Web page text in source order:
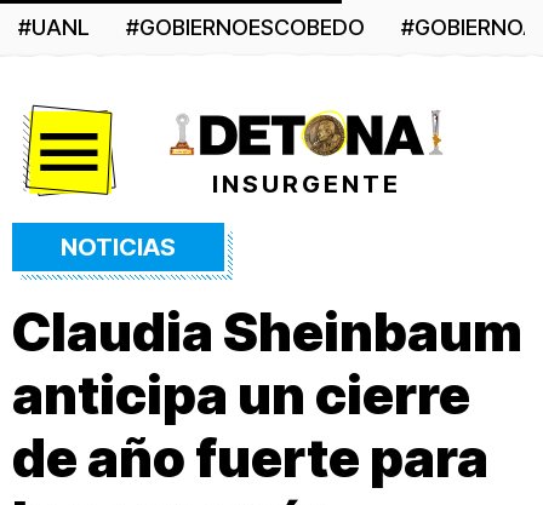
#UANL #GOBIERNOESCOBEDO
INSURGENTE
NOTICIAS
Claudia Sheinbaum
anticipa un cierre
de año fuerte para